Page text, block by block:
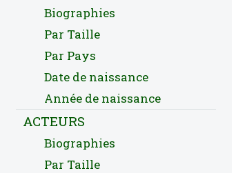
Biographies
Par Taille
Par Pays
Date de naissance
Année de naissance
ACTEURS
Biographies
Par Taille